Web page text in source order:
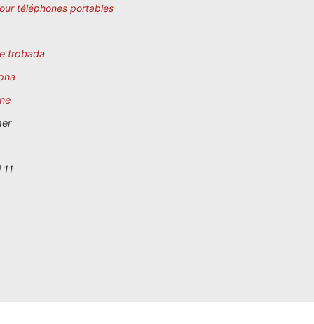
téléphones portables
trobada